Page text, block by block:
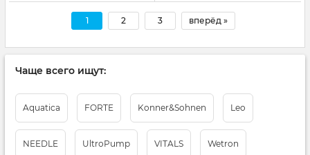
1 2 3 вперёд »
Чаще всего ищут:
Aquatica FORTE Konner&Sohnen Leo
NEEDLE UltrоPump VITALS Wetron